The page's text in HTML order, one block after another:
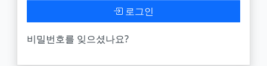
로그인
비밀번호를 잊으셨나요?